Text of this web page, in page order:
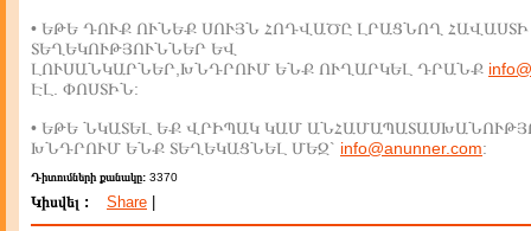
• ԵԹԵ ԴՈՒՔ ՈՒՆԵՔ ՍՈՒՅՆ ՀՈԴՎԱԾԸ ԼՐԱՑՆՈՂ ՀԱՎԱՍՏԻ
ՏԵՂԵԿՈՒԹՅՈՒՆՆԵՐ ԵՎ
ԼՈՒՍԱՆԿԱՐՆԵՐ,ԽՆԴՐՈՒՄ ԵՆՔ ՈՒՂԱՐԿԵԼ ԴՐԱՆՔ
ԷԼ. ՓՈՍՏԻՆ:
• ԵԹԵ ՆԿԱՏԵԼ ԵՔ ՎՐԻՊԱԿ ԿԱՄ
ԽՆԴՐՈՒՄ ԵՆՔ ՏԵՂԵԿԱՑՆԵԼ ՄԵԶ` info@anunner.com:
Դիտումների քանակը: 3370
Կիսվել : Share